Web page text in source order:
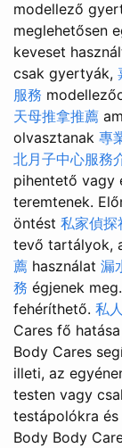
modellező
meglehetősen
keveset
csak gyertyák,
服務
天母推拿推薦
olvasztanak 專
北月子中心服務
pihentető vagy
teremtenek.
öntést 私家偵探
tevő tartályok,
薦 használat 漏
務 égjenek
fehéríthető. 私
Cares fő
Body Cares
illeti, az
testen vagy
testápolókra
Body Body